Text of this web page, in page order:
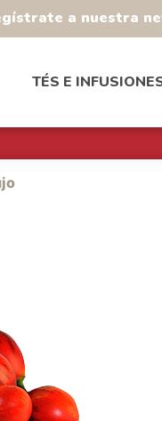
a nuestra
TÉS E